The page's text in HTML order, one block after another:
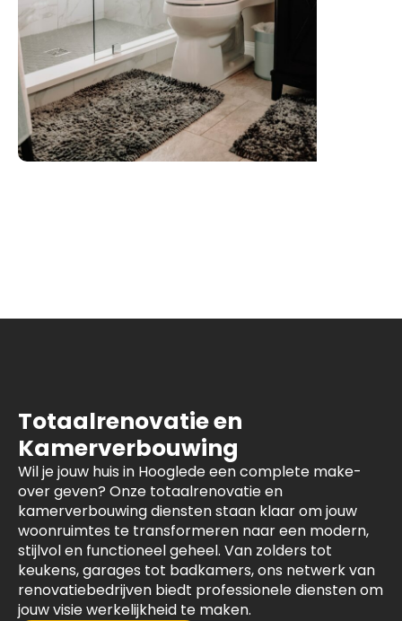
Totaalrenovatie en
Kamerverbouwing
Wil je jouw huis in Hooglede een complete make-
over geven? Onze totaalrenovatie en
kamerverbouwing diensten staan klaar om jouw
woonruimtes te transformeren naar een modern,
stijlvol en functioneel geheel. Van zolders tot
keukens, garages tot badkamers, ons netwerk van
renovatiebedrijven biedt professionele diensten om
jouw visie werkelijkheid te maken.